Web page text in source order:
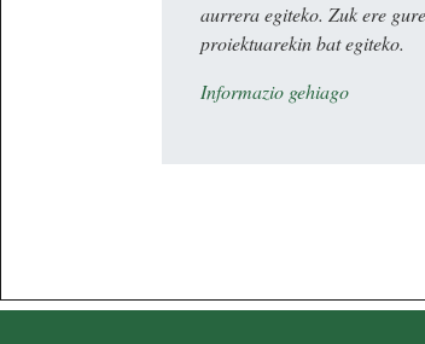
aurrera egiteko. Zuk ere
proiektuarekin bat egiteko.
Informazio gehiago